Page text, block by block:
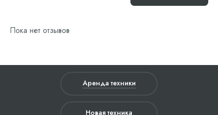
Пока нет отзывов
Аренда техники
Новая техника